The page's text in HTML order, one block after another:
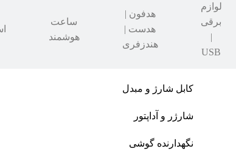
لوازم
برقی
|
USB
هدفون |
هدست |
هندزفری
ساعت
هوشمند
کابل شارژ و مبدل
شارژر و آداپتور
نگهدارنده گوشی